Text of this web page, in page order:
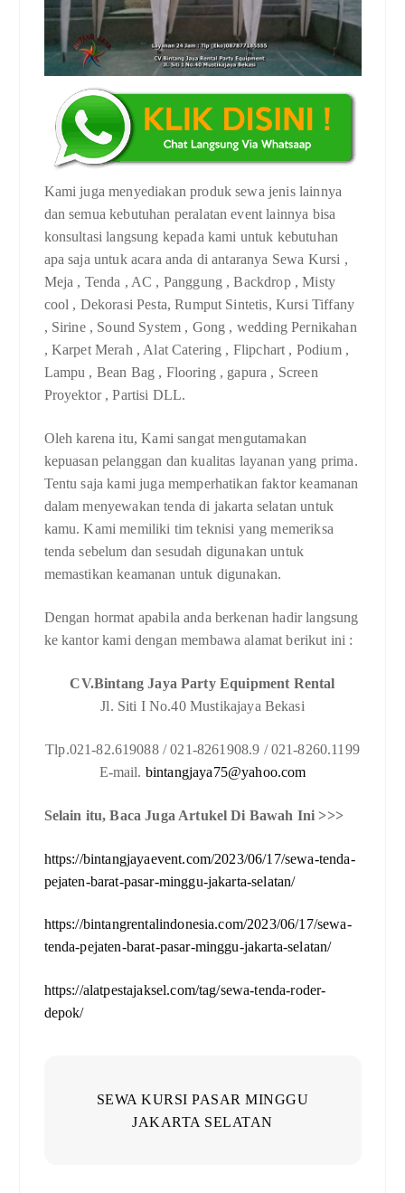
Kami juga menyediakan produk sewa jenis lainnya
dan semua kebutuhan peralatan event lainnya bisa
konsultasi langsung kepada kami untuk kebutuhan
apa saja untuk acara anda di antaranya Sewa Kursi ,
Meja , Tenda , AC , Panggung , Backdrop , Misty
cool , Dekorasi Pesta, Rumput Sintetis, Kursi Tiffany
, Sirine , Sound System , Gong , wedding Pernikahan
, Karpet Merah , Alat Catering , Flipchart , Podium ,
Lampu , Bean Bag , Flooring , gapura , Screen
Proyektor , Partisi DLL.
Oleh karena itu, Kami sangat mengutamakan
kepuasan pelanggan dan kualitas layanan yang prima.
Tentu saja kami juga memperhatikan faktor keamanan
dalam menyewakan tenda di jakarta selatan untuk
kamu. Kami memiliki tim teknisi yang memeriksa
tenda sebelum dan sesudah digunakan untuk
memastikan keamanan untuk digunakan.
Dengan hormat apabila anda berkenan hadir langsung
ke kantor kami dengan membawa alamat berikut ini :
CV.Bintang Jaya Party Equipment Rental
Jl. Siti I No.40 Mustikajaya Bekasi
Tlp.021-82.619088 / 021-8261908.9 / 021-8260.1199
E-mail. bintangjaya75@yahoo.com
Selain itu, Baca Juga Artukel Di Bawah Ini >>>
https://bintangjayaevent.com/2023/06/17/sewa-tenda-
pejaten-barat-pasar-minggu-jakarta-selatan/
https://bintangrentalindonesia.com/2023/06/17/sewa-
tenda-pejaten-barat-pasar-minggu-jakarta-selatan/
https://alatpestajaksel.com/tag/sewa-tenda-roder-
depok/
SEWA KURSI PASAR MINGGU
JAKARTA SELATAN